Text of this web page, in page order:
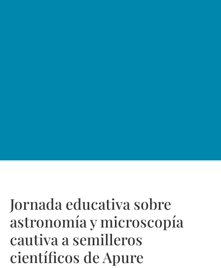
Jornada educativa sobre
astronomía y microscopía
cautiva a semilleros
científicos de Apure